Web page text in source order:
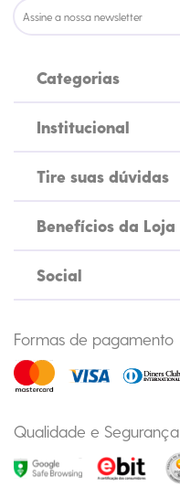
Categorias
Institucional
Tire suas dúvidas
Benefícios da Loja
Social
Formas de pagamento
Qualidade e Segurança